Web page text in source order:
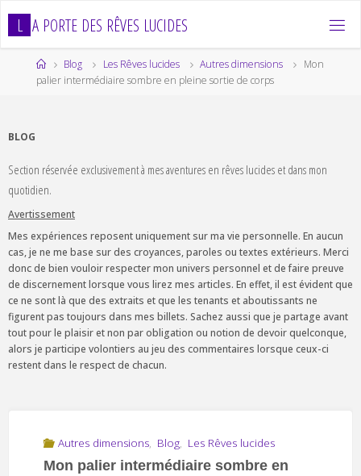
L A PORTE DES RÊVES LUCIDES
HomeBlog Les Rêves lucides Autres dimensions
Mon
palier intermédiaire sombre en pleine sortie de corps
BLOG
Section réservée exclusivement à mes aventures en rêves lucides et dans mon
quotidien.
Avertissement
Mes expériences reposent uniquement sur ma vie personnelle. En aucun
cas, je ne me base sur des croyances, paroles ou textes extérieurs. Merci
donc de bien vouloir respecter mon univers personnel et de faire preuve
de discernement lorsque vous lirez mes articles. En effet, il est évident que
ce ne sont là que des extraits et que les tenants et aboutissants ne
figurent pas toujours dans mes billets. Sachez aussi que je partage avant
tout pour le plaisir et non par obligation ou notion de devoir quelconque,
alors je participe volontiers au jeu des commentaires lorsque ceux-ci
restent dans le respect de chacun.
Autres dimensions, Blog, Les Rêves lucides
Mon palier intermédiaire sombre en